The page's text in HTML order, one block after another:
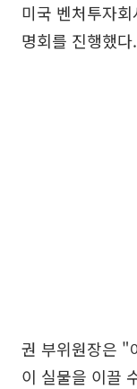
미국 벤처투자
명회를 진행했다.
권 부위원장은 "
이 실물을 이끌